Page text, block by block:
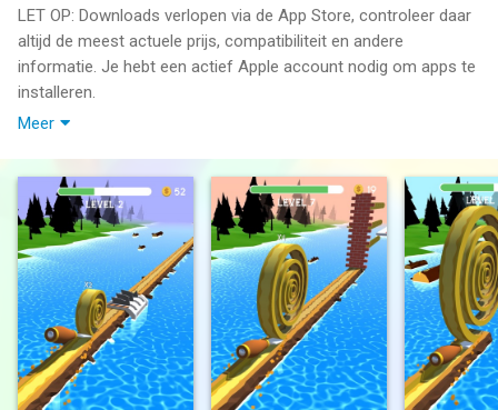
LET OP: Downloads verlopen via de App Store, controleer daar
altijd de meest actuele prijs, compatibiliteit en andere
informatie. Je hebt een actief Apple account nodig om apps te
installeren.
Have Fun :)
--
Spiral Roll van Voodoo is een app voor iPhone, iPad en iPod
touch met iOS versie 14.0 of hoger, geschikt bevonden voor
gebruikers met leeftijden vanaf12 jaar.
Informatie voor Spiral Rollis het laatst vergeleken op 8 Aug om
Meer